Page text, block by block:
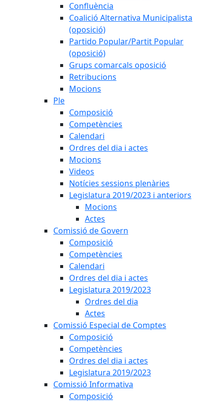
Confluència
Coalició Alternativa Municipalista
(oposició)
Partido Popular/Partit Popular
(oposició)
Grups comarcals oposició
Retribucions
Mocions
Ple
Composició
Competències
Calendari
Ordres del dia i actes
Mocions
Videos
Notícies sessions plenàries
Legislatura 2019/2023 i anteriors
Mocions
Actes
Comissió de Govern
Composició
Competències
Calendari
Ordres del dia i actes
Legislatura 2019/2023
Ordres del dia
Actes
Comissió Especial de Comptes
Composició
Competències
Ordres del dia i actes
Legislatura 2019/2023
Comissió Informativa
Composició